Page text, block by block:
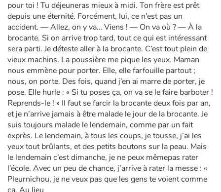
pour toi ! Tu déjeuneras mieux à midi. Ton frère est prêt
depuis une éternité. Forcément, lui, ce n’est pas un
accident. — Allez, on y va… Viens ! — On va où ? — À la
brocante. Si on arrive trop tard, tout ce qui est intéressant
sera parti. Je déteste aller à la brocante. C’est tout plein de
vieux machins. La poussière me pique les yeux. Maman
nous emmène pour porter. Elle, elle farfouille partout ;
nous, on porte. Des fois, quand j’en ai marre de porter, je
pose. Elle hurle : « Si tu poses ça, on va se le faire barboter !
Reprends-le ! » Il faut se farcir la brocante deux fois par an,
et je n’arrive jamais à être malade le jour de la brocante. Je
suis toujours malade le lendemain, comme par un fait
exprès. Le lendemain, à tous les coups, je tousse, j’ai les
yeux tout brûlants, et des petits boutons sur la peau. Mais
le lendemain c’est dimanche, je ne peux mêmepas rater
l’école. Avec un peu de chance, j’arrive à rater la messe : «
Pleurnichou, je ne veux pas que les gens te voient comme